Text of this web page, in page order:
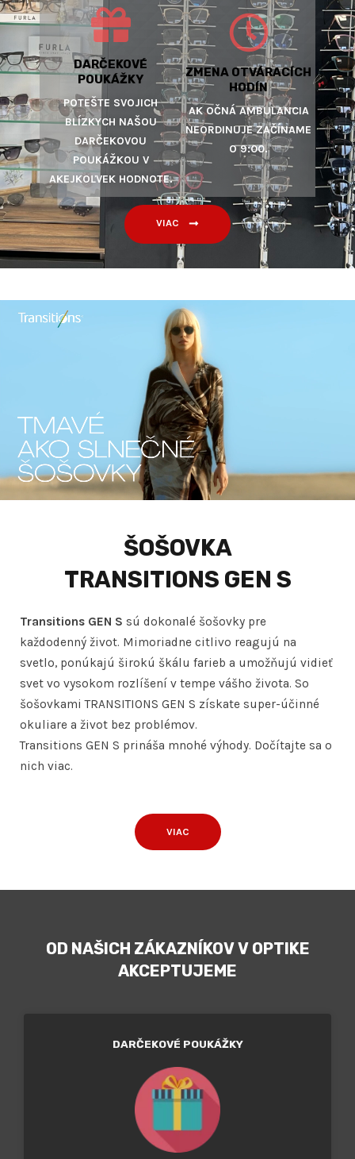
DARČEKOVÉ
POUKÁŽKY
POTEŠTE SVOJICH
BLÍZKYCH NAŠOU
DARČEKOVOU
POUKÁŽKOU V
AKEJKOĽVEK HODNOTE.
ZMENA OTVÁRACÍCH
HODÍN
AK OČNÁ AMBULANCIA
NEORDINUJE ZAČÍNAME
O 9:00.
VIAC
ŠOŠOVKA
TRANSITIONS GEN S
Transitions GEN S sú dokonalé šošovky pre
každodenný život. Mimoriadne citlivo reagujú na
svetlo, ponúkajú širokú škálu farieb a umožňujú vidieť
svet vo vysokom rozlíšení v tempe vášho života. So
šošovkami TRANSITIONS GEN S získate super-účinné
okuliare a život bez problémov.
Transitions GEN S prináša mnohé výhody. Dočítajte sa o
nich viac.
VIAC
OD NAŠICH ZÁKAZNÍKOV V OPTIKE
AKCEPTUJEME
DARČEKOVÉ POUKÁŽKY